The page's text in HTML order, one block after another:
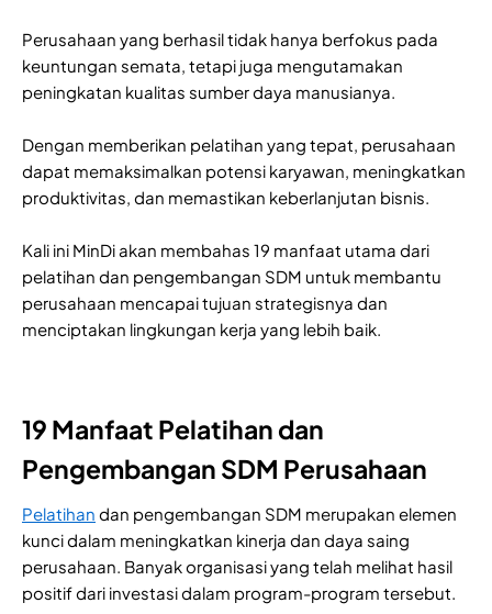
Perusahaan yang berhasil tidak hanya berfokus pada
keuntungan semata, tetapi juga mengutamakan
peningkatan kualitas sumber daya manusianya.
Dengan memberikan pelatihan yang tepat, perusahaan
dapat memaksimalkan potensi karyawan, meningkatkan
produktivitas, dan memastikan keberlanjutan bisnis.
Kali ini MinDi akan membahas 19 manfaat utama dari
pelatihan dan pengembangan SDM untuk membantu
perusahaan mencapai tujuan strategisnya dan
menciptakan lingkungan kerja yang lebih baik.
19 Manfaat Pelatihan dan
Pengembangan SDM Perusahaan
Pelatihan dan pengembangan SDM merupakan elemen
kunci dalam meningkatkan kinerja dan daya saing
perusahaan. Banyak organisasi yang telah melihat hasil
positif dari investasi dalam program-program tersebut.